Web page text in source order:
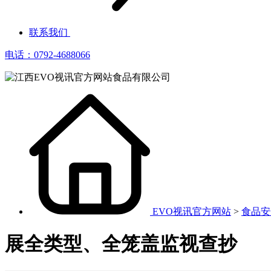
联系我们
电话：0792-4688066
EVO视讯官方网站 > 食品
展全类型、全笼盖监视查抄